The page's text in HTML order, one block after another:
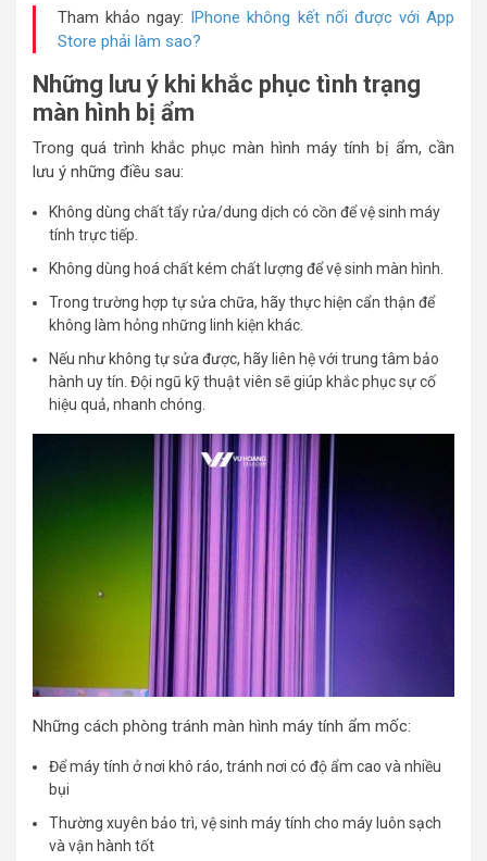
Tham khảo ngay: IPhone không kết nối được với App
Store phải làm sao?
Những lưu ý khi khắc phục tình trạng
màn hình bị ẩm
Trong quá trình khắc phục màn hình máy tính bị ẩm, cần
lưu ý những điều sau:
Không dùng chất tẩy rửa/dung dịch có cồn để vệ sinh máy
tính trực tiếp.
Không dùng hoá chất kém chất lượng để vệ sinh màn hình.
Trong trường hợp tự sửa chữa, hãy thực hiện cẩn thận để
không làm hỏng những linh kiện khác.
Nếu như không tự sửa được, hãy liên hệ với trung tâm bảo
hành uy tín. Đội ngũ kỹ thuật viên sẽ giúp khắc phục sự cố
hiệu quả, nhanh chóng.
Những cách phòng tránh màn hình máy tính ẩm mốc:
Để máy tính ở nơi khô ráo, tránh nơi có độ ẩm cao và nhiều
bụi
Thường xuyên bảo trì, vệ sinh máy tính cho máy luôn sạch
và vận hành tốt